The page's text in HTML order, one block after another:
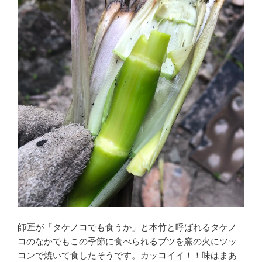
師匠が「タケノコでも食うか」と本竹と呼ばれるタケノ
コのなかでもこの季節に食べられるブツを窯の火にツッ
コンで焼いて食したそうです。カッコイイ！！味はまあ